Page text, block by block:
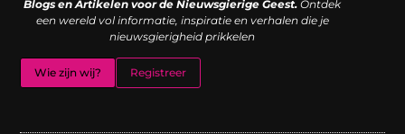
Blogs en Artikelen voor de Nieuwsgierige Geest. Ontdek
een wereld vol informatie, inspiratie en verhalen die je
nieuwsgierigheid prikkelen
Wie zijn wij? Registreer